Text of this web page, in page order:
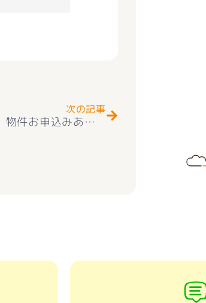
次の記事
★お知らせ★南アルプス市六科 物件お申込みありがとうございます(^_-)-☆